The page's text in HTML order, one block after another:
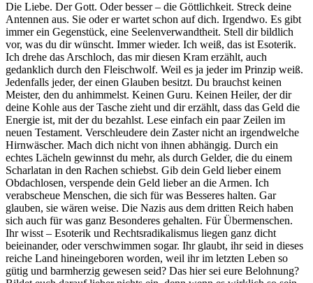
Die Liebe. Der Gott. Oder besser – die Göttlichkeit. Streck deine
Antennen aus. Sie oder er wartet schon auf dich. Irgendwo. Es gibt
immer ein Gegenstück, eine Seelenverwandtheit. Stell dir bildlich
vor, was du dir wünscht. Immer wieder. Ich weiß, das ist Esoterik.
Ich drehe das Arschloch, das mir diesen Kram erzählt, auch
gedanklich durch den Fleischwolf. Weil es ja jeder im Prinzip weiß.
Jedenfalls jeder, der einen Glauben besitzt. Du brauchst keinen
Meister, den du anhimmelst. Keinen Guru. Keinen Heiler, der dir
deine Kohle aus der Tasche zieht und dir erzählt, dass das Geld die
Energie ist, mit der du bezahlst. Lese einfach ein paar Zeilen im
neuen Testament. Verschleudere dein Zaster nicht an irgendwelche
Hirnwäscher. Mach dich nicht von ihnen abhängig. Durch ein
echtes Lächeln gewinnst du mehr, als durch Gelder, die du einem
Scharlatan in den Rachen schiebst. Gib dein Geld lieber einem
Obdachlosen, verspende dein Geld lieber an die Armen. Ich
verabscheue Menschen, die sich für was Besseres halten. Gar
glauben, sie wären weise. Die Nazis aus dem dritten Reich haben
sich auch für was ganz Besonderes gehalten. Für Übermenschen.
Ihr wisst – Esoterik und Rechtsradikalismus liegen ganz dicht
beieinander, oder verschwimmen sogar. Ihr glaubt, ihr seid in dieses
reiche Land hineingeboren worden, weil ihr im letzten Leben so
gütig und barmherzig gewesen seid? Das hier sei eure Belohnung?